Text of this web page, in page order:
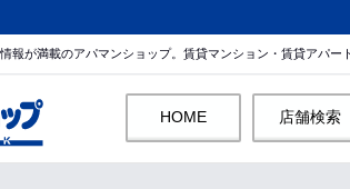
報が満載のアパマンショップ。賃貸マンション・賃貸アパー
HOME 店舗検索